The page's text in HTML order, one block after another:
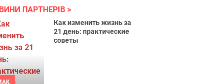
ПАРТНЕРІВ
Как изменить жизнь за
21 день: практические
советы